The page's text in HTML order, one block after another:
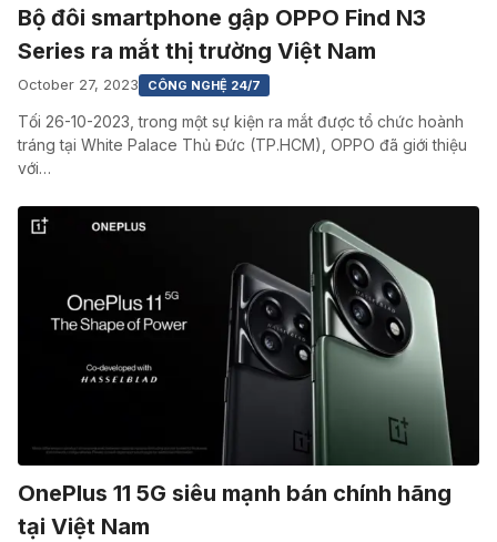
Bộ đôi smartphone gập OPPO Find N3
Series ra mắt thị trường Việt Nam
October 27, 2023 CÔNG NGHỆ 24/7
Tối 26-10-2023, trong một sự kiện ra mắt được tổ chức hoành
tráng tại White Palace Thủ Đức (TP.HCM), OPPO đã giới thiệu
với…
OnePlus 11 5G siêu mạnh bán chính hãng
tại Việt Nam